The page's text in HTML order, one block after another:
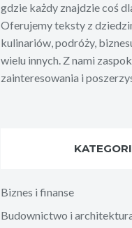
gdzie każdy znajdzie coś
Oferujemy teksty z
kulinariów, podróży,
wielu innych. Z nami
zainteresowania i
Biznes i finanse
Budownictwo i